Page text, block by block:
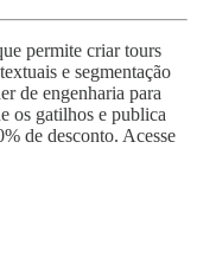
permite criar tours
e segmentação
de engenharia para
os gatilhos e publica
de desconto. Acesse